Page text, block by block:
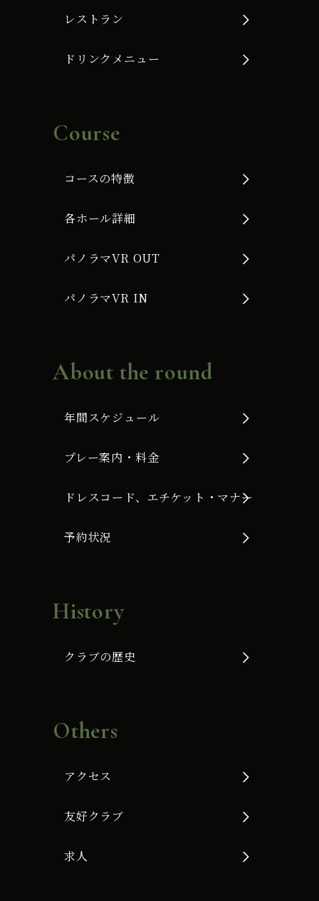
レストラン
ドリンクメニュー
Course
コースの特徴
各ホール詳細
パノラマVR OUT
パノラマVR IN
About the round
年間スケジュール
プレー案内・料金
ドレスコード、エチケット・マナー
予約状況
History
クラブの歴史
Others
アクセス
友好クラブ
求人